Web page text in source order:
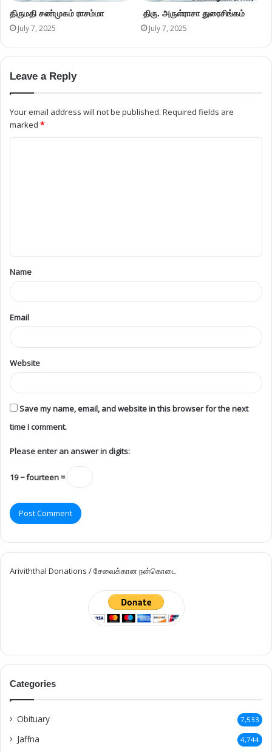
திருமதி சண்முகம் ராசம்மா
July 7, 2025
திரு. அருள்ராசா துரைசிங்கம்
July 7, 2025
Leave a Reply
Your email address will not be published. Required fields are
marked *
Name
Email
Website
Save my name, email, and website in this browser for the next
time I comment.
Please enter an answer in digits:
19 − fourteen =
Ariviththal Donations / சேவைக்கான நன்கொடை
Categories
Obituary 7,533
Jaffna 4,744